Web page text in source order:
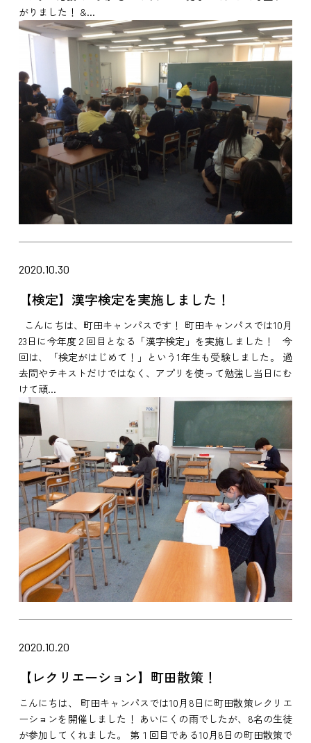
がりました！ &...
2020.10.30
【検定】漢字検定を実施しました！
こんにちは、町田キャンパスです！ 町田キャンパスでは10月
23日に今年度２回目となる「漢字検定」を実施しました！ 今
回は、「検定がはじめて！」という1年生も受験しました。 過
去問やテキストだけではなく、アプリを使って勉強し当日にむ
けて頑...
2020.10.20
【レクリエーション】町田散策！
こんにちは、 町田キャンパスでは10月8日に町田散策レクリエ
ーションを開催しました！ あいにくの雨でしたが、8名の生徒
が参加してくれました。 第１回目である10月8日の町田散策で